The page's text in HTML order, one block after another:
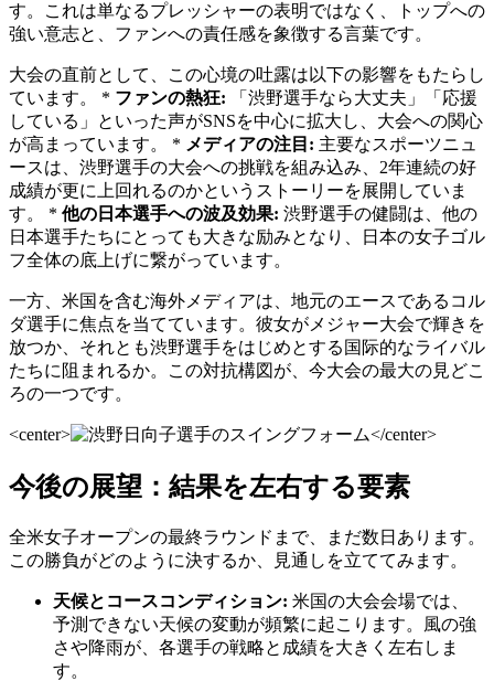
す。これは単なるプレッシャーの表明ではなく、トップへの
強い意志と、ファンへの責任感を象徴する言葉です。
大会の直前として、この心境の吐露は以下の影響をもたらし
ています。 * ファンの熱狂: 「渋野選手なら大丈夫」「応援
している」といった声がSNSを中心に拡大し、大会への関心
が高まっています。 * メディアの注目: 主要なスポーツニュ
ースは、渋野選手の大会への挑戦を組み込み、2年連続の好
成績が更に上回れるのかというストーリーを展開していま
す。 * 他の日本選手への波及効果: 渋野選手の健闘は、他の
日本選手たちにとっても大きな励みとなり、日本の女子ゴル
フ全体の底上げに繋がっています。
一方、米国を含む海外メディアは、地元のエースであるコル
ダ選手に焦点を当てています。彼女がメジャー大会で輝きを
放つか、それとも渋野選手をはじめとする国际的なライバル
たちに阻まれるか。この対抗構図が、今大会の最大の見どこ
ろの一つです。
<center> </center>
今後の展望：結果を左右する要素
全米女子オープンの最終ラウンドまで、まだ数日あります。
この勝負がどのように決するか、見通しを立ててみます。
天候とコースコンディション: 米国の大会会場では、
予測できない天候の変動が頻繁に起こります。風の強
さや降雨が、各選手の戦略と成績を大きく左右しま
す。